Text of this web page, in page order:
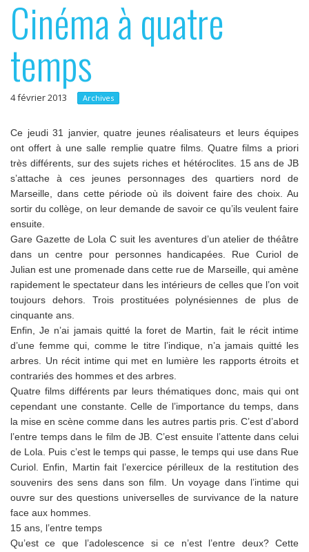
Cinéma à quatre
temps
4 février 2013 Archives
Ce jeudi 31 janvier, quatre jeunes réalisateurs et leurs équipes
ont offert à une salle remplie quatre films. Quatre films a priori
très différents, sur des sujets riches et hétéroclites. 15 ans de JB
s’attache à ces jeunes personnages des quartiers nord de
Marseille, dans cette période où ils doivent faire des choix. Au
sortir du collège, on leur demande de savoir ce qu’ils veulent faire
ensuite.
Gare Gazette de Lola C suit les aventures d’un atelier de théâtre
dans un centre pour personnes handicapées. Rue Curiol de
Julian est une promenade dans cette rue de Marseille, qui amène
rapidement le spectateur dans les intérieurs de celles que l’on voit
toujours dehors. Trois prostituées polynésiennes de plus de
cinquante ans.
Enfin, Je n’ai jamais quitté la foret de Martin, fait le récit intime
d’une femme qui, comme le titre l’indique, n’a jamais quitté les
arbres. Un récit intime qui met en lumière les rapports étroits et
contrariés des hommes et des arbres.
Quatre films différents par leurs thématiques donc, mais qui ont
cependant une constante. Celle de l’importance du temps, dans
la mise en scène comme dans les autres partis pris. C’est d’abord
l’entre temps dans le film de JB. C’est ensuite l’attente dans celui
de Lola. Puis c’est le temps qui passe, le temps qui use dans Rue
Curiol. Enfin, Martin fait l’exercice périlleux de la restitution des
souvenirs des sens dans son film. Un voyage dans l’intime qui
ouvre sur des questions universelles de survivance de la nature
face aux hommes.
15 ans, l’entre temps
Qu’est ce que l’adolescence si ce n’est l’entre deux? Cette